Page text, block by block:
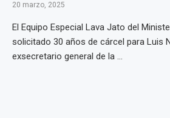
20 marzo, 2025
El Equipo Especial Lava Jato del
solicitado 30 años de cárcel para Luis
exsecretario general de la ...